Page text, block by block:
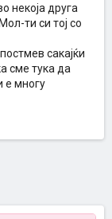
некоја друга
ти си тој со
сакајќи
сме тука да
е многу